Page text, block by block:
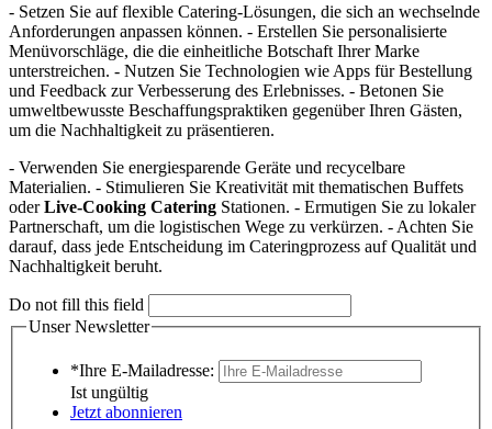
- Setzen Sie auf flexible Catering-Lösungen, die sich an wechselnde
Anforderungen anpassen können. - Erstellen Sie personalisierte
Menüvorschläge, die die einheitliche Botschaft Ihrer Marke
unterstreichen. - Nutzen Sie Technologien wie Apps für Bestellung
und Feedback zur Verbesserung des Erlebnisses. - Betonen Sie
umweltbewusste Beschaffungspraktiken gegenüber Ihren Gästen,
um die Nachhaltigkeit zu präsentieren.
- Verwenden Sie energiesparende Geräte und recycelbare
Materialien. - Stimulieren Sie Kreativität mit thematischen Buffets
oderLive-Cooking Catering Stationen. - Ermutigen Sie zu lokaler
Partnerschaft, um die logistischen Wege zu verkürzen. - Achten Sie
darauf, dass jede Entscheidung im Cateringprozess auf Qualität und
Nachhaltigkeit beruht.
Do not fill this field
Unser Newsletter
*Ihre E-Mailadresse:
Ist ungültig
Jetzt abonnieren